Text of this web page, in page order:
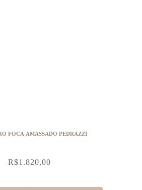
FOCA AMASSADO PEDRAZZI
R$1.820,00